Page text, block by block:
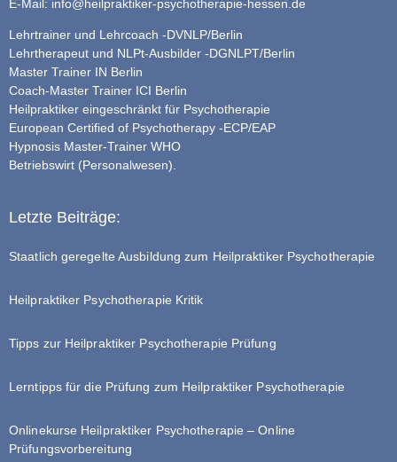
E-Mail: info@heilpraktiker-psychotherapie-hessen.de
Lehrtrainer und Lehrcoach -DVNLP/Berlin
Lehrtherapeut und NLPt-Ausbilder -DGNLPT/Berlin
Master Trainer IN Berlin
Coach-Master Trainer ICI Berlin
Heilpraktiker eingeschränkt für Psychotherapie
European Certified of Psychotherapy -ECP/EAP
Hypnosis Master-Trainer WHO
Betriebswirt (Personalwesen).
Letzte Beiträge:
Staatlich geregelte Ausbildung zum Heilpraktiker Psychotherapie
Heilpraktiker Psychotherapie Kritik
Tipps zur Heilpraktiker Psychotherapie Prüfung
Lerntipps für die Prüfung zum Heilpraktiker Psychotherapie
Onlinekurse Heilpraktiker Psychotherapie – Online
Prüfungsvorbereitung